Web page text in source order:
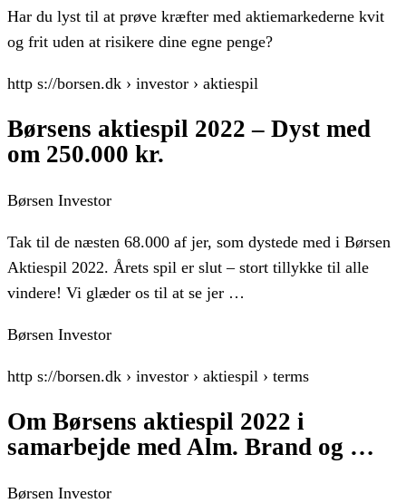
Har du lyst til at prøve kræfter med aktiemarkederne kvit
og frit uden at risikere dine egne penge?
http s://borsen.dk › investor › aktiespil
Børsens aktiespil 2022 – Dyst med
om 250.000 kr.
Børsen Investor
Tak til de næsten 68.000 af jer, som dystede med i Børsen
Aktiespil 2022. Årets spil er slut – stort tillykke til alle
vindere! Vi glæder os til at se jer …
Børsen Investor
http s://borsen.dk › investor › aktiespil › terms
Om Børsens aktiespil 2022 i
samarbejde med Alm. Brand og …
Børsen Investor